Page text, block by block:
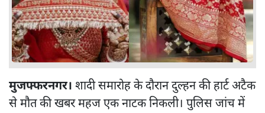
मुजफ्फरनगर। शादी समारोह के दौरान दुल्हन की हार्ट अटैक
से मौत की खबर महज एक नाटक निकली। पुलिस जांच में